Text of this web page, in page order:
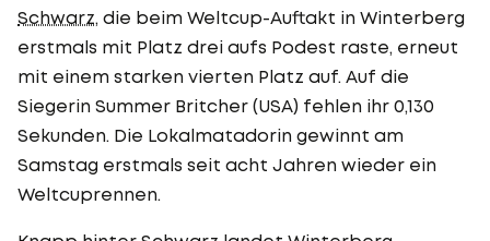
Schwarz, die beim Weltcup-Auftakt in Winterberg
erstmals mit Platz drei aufs Podest raste, erneut
mit einem starken vierten Platz auf. Auf die
Siegerin Summer Britcher (USA) fehlen ihr 0,130
Sekunden. Die Lokalmatadorin gewinnt am
Samstag erstmals seit acht Jahren wieder ein
Weltcuprennen.